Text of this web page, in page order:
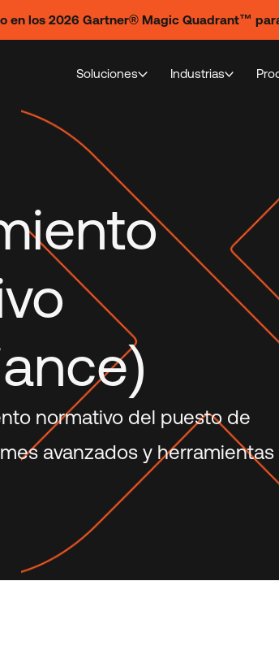
en los 2026 Gartner® Magic Quadrant™
Soluciones Industrias
normativo del puesto de
avanzados y herramientas